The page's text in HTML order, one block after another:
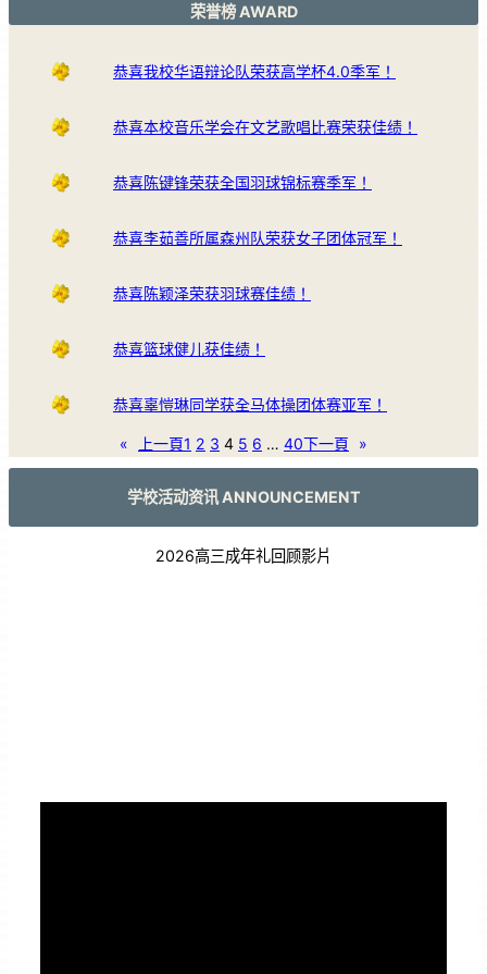
荣誉榜 AWARD
恭喜我校华语辩论队荣获高学杯4.0季军！
恭喜本校音乐学会在文艺歌唱比赛荣获佳绩！
恭喜陈键锋荣获全国羽球锦标赛季军！
恭喜李茹善所属森州队荣获女子团体冠军！
恭喜陈颖泽荣获羽球赛佳绩！
恭喜篮球健儿获佳绩！
恭喜辜愷琳同学获全马体操团体赛亚军！
« 上一頁1 2 3 4 5 6 … 40下一頁 »
学校活动资讯 ANNOUNCEMENT
2026高三成年礼回顾影片